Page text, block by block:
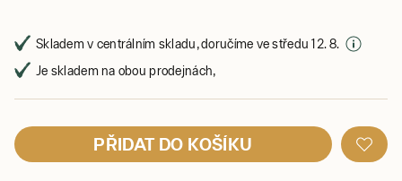
Skladem v centrálním skladu, doručíme ve středu 12. 8.
Je skladem na obou prodejnách,
PŘIDAT DO KOŠÍKU